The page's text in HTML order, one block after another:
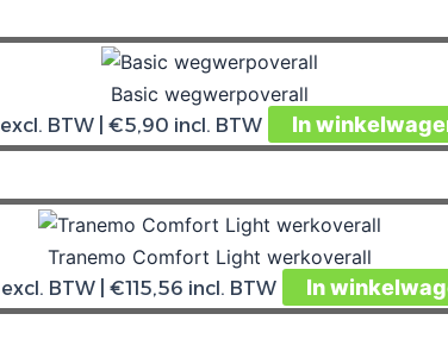
Basic wegwerpoverall
excl. BTW | €5,90 incl. BTW In
Tranemo Comfort Light werkoverall
excl. BTW | €115,56 incl. BTW In